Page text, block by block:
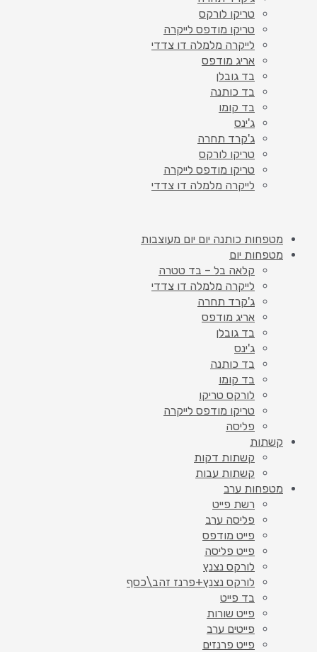
טריקו לורקס
טריקו מודפס לייקרה
לייקרה מלמלה דו צדדי
אריג מודפס
בד גובלן
בד כותנה
בד קומו
ג'ינס
ג'קרד תחרה
טריקו לורקס
טריקו מודפס לייקרה
לייקרה מלמלה דו צדדי
מטפחות כותנה יום יום מעוצבות
מטפחות יום
קלאה בל – בד טטרה
לייקרה מלמלה דו צדדי
ג'קרד תחרה
אריג מודפס
בד גובלן
ג'ינס
בד כותנה
בד קומו
לורקס טריקו
טריקו מודפס לייקרה
פליסה
קשתות
קשתות דקות
קשתות עבות
מטפחות ערב
רשת פייט
פליסה ערב
פייט מודפס
פייט פליסה
לורקס נצנץ
לורקס נצנץ+פרנז זהב\כסף
בד פייט
פייט שורות
פייטים ערב
פייט פרנזים